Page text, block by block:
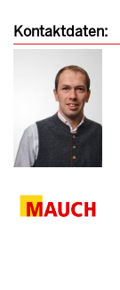
Kontaktdaten: